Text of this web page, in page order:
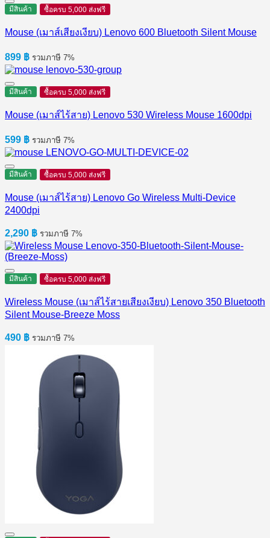
มีสินค้า ซื้อครบ 5,000 ส่งฟรี
Mouse (เมาส์เสียงเงียบ) Lenovo 600 Bluetooth Silent Mouse
899 ฿ รวมภาษี 7%
มีสินค้า ซื้อครบ 5,000 ส่งฟรี
Mouse (เมาส์ไร้สาย) Lenovo 530 Wireless Mouse 1600dpi
599 ฿ รวมภาษี 7%
มีสินค้า ซื้อครบ 5,000 ส่งฟรี
Mouse (เมาส์ไร้สาย) Lenovo Go Wireless Multi-Device
2400dpi
2,290 ฿ รวมภาษี 7%
มีสินค้า ซื้อครบ 5,000 ส่งฟรี
Wireless Mouse (เมาส์ไร้สายเสียงเงียบ) Lenovo 350 Bluetooth
Silent Mouse-Breeze Moss
490 ฿ รวมภาษี 7%